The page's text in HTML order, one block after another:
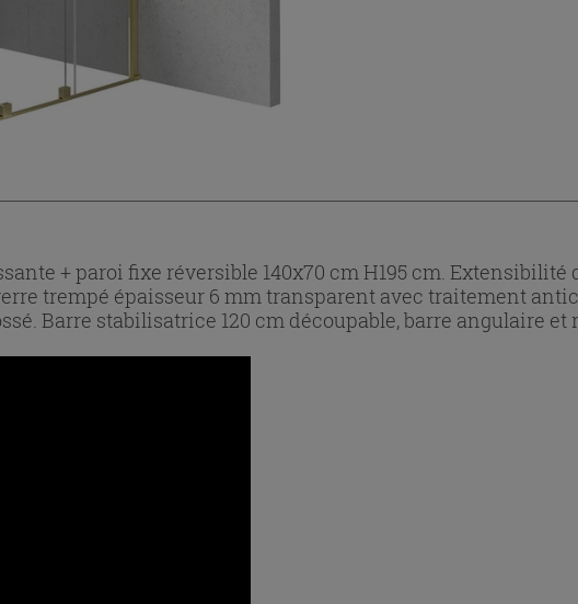
+ paroi fixe réversible 140x70 cm H195 cm. Extensibilité
trempé épaisseur 6 mm transparent avec traitement
Barre stabilisatrice 120 cm découpable, barre angulaire et